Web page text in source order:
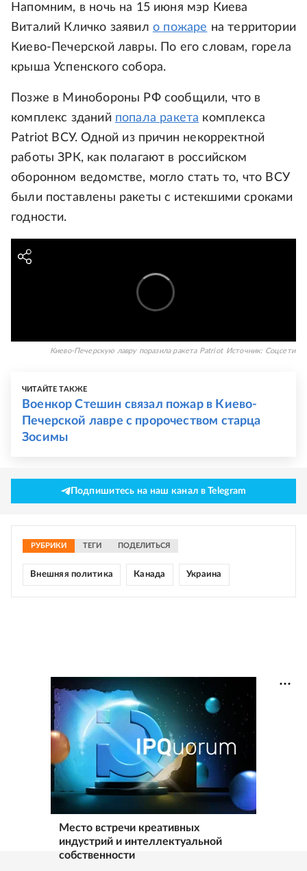
Напомним, в ночь на 15 июня мэр Киева
Виталий Кличко заявил о пожаре на территории
Киево-Печерской лавры. По его словам, горела
крыша Успенского собора.
Позже в Минобороны РФ сообщили, что в
комплекс зданий попала ракета комплекса
Patriot ВСУ. Одной из причин некорректной
работы ЗРК, как полагают в российском
оборонном ведомстве, могло стать то, что ВСУ
были поставлены ракеты с истекшими сроками
годности.
Киево-Печерскую лавру поразила ракета Patriot Источник: Соцсети
ЧИТАЙТЕ ТАКЖЕ
Военкор Стешин связал пожар в Киево-
Печерской лавре с пророчеством старца
Зосимы
Подпишитесь на наш канал в Telegram
РУБРИКИ ТЕГИ ПОДЕЛИТЬСЯ
Внешняя политика Канада Украина
Место встречи креативных
индустрий и интеллектуальной
собственности